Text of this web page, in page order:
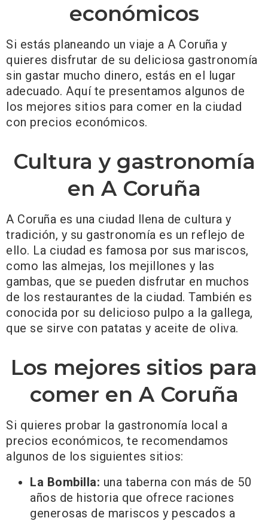
económicos
Si estás planeando un viaje a A Coruña y
quieres disfrutar de su deliciosa gastronomía
sin gastar mucho dinero, estás en el lugar
adecuado. Aquí te presentamos algunos de
los mejores sitios para comer en la ciudad
con precios económicos.
Cultura y gastronomía
en A Coruña
A Coruña es una ciudad llena de cultura y
tradición, y su gastronomía es un reflejo de
ello. La ciudad es famosa por sus mariscos,
como las almejas, los mejillones y las
gambas, que se pueden disfrutar en muchos
de los restaurantes de la ciudad. También es
conocida por su delicioso pulpo a la gallega,
que se sirve con patatas y aceite de oliva.
Los mejores sitios para
comer en A Coruña
Si quieres probar la gastronomía local a
precios económicos, te recomendamos
algunos de los siguientes sitios:
La Bombilla: una taberna con más de 50
años de historia que ofrece raciones
generosas de mariscos y pescados a